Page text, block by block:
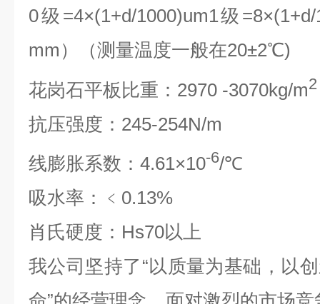
0级=4×(1+d/1000)um1级
mm）（测量温度一般在20±2℃)
花岗石平板比重：2970 -3070kg/m2
抗压强度：245-254N/m
线膨胀系数：4.61×10-6/℃
吸水率：﹤0.13%
肖氏硬度：Hs70以上
我公司坚持了“以质量为基础，以